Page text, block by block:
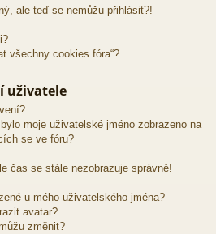
ale teď se nemůžu přihlásit?!
všechny cookies fóra“?
uživatele
moje uživatelské jméno zobrazeno na
se ve fóru?
čas se stále nezobrazuje správně!
u mého uživatelského jména?
avatar?
změnit?